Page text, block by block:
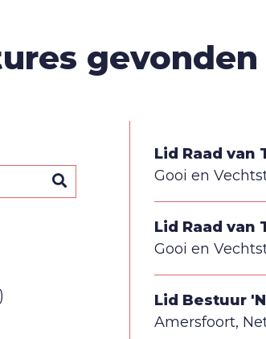
gevonden
Lid Raad
Gooi en
Lid Raad
Gooi en
Lid Bestuur
Amersfoort,